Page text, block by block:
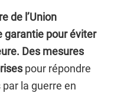
de l’Union
garantie pour éviter
Des mesures
pour répondre
la guerre en